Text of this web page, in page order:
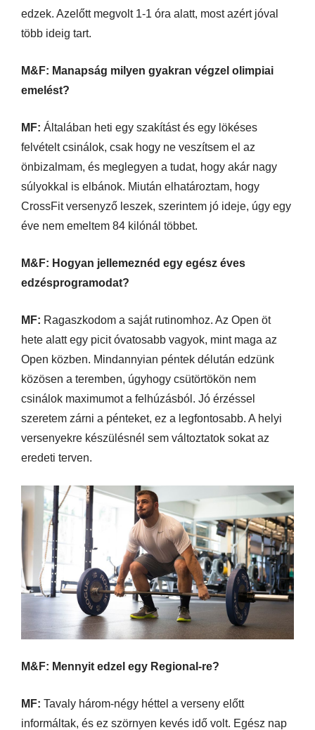
edzek. Azelőtt megvolt 1-1 óra alatt, most azért jóval
több ideig tart.
M&F: Manapság milyen gyakran végzel olimpiai
emelést?
MF: Általában heti egy szakítást és egy lökéses
felvételt csinálok, csak hogy ne veszítsem el az
önbizalmam, és meglegyen a tudat, hogy akár nagy
súlyokkal is elbánok. Miután elhatároztam, hogy
CrossFit versenyző leszek, szerintem jó ideje, úgy egy
éve nem emeltem 84 kilónál többet.
M&F: Hogyan jellemeznéd egy egész éves
edzésprogramodat?
MF: Ragaszkodom a saját rutinomhoz. Az Open öt
hete alatt egy picit óvatosabb vagyok, mint maga az
Open közben. Mindannyian péntek délután edzünk
közösen a teremben, úgyhogy csütörtökön nem
csinálok maximumot a felhúzásból. Jó érzéssel
szeretem zárni a pénteket, ez a legfontosabb. A helyi
versenyekre készülésnél sem változtatok sokat az
eredeti terven.
M&F: Mennyit edzel egy Regional-re?
MF: Tavaly három-négy héttel a verseny előtt
informáltak, és ez szörnyen kevés idő volt. Egész nap